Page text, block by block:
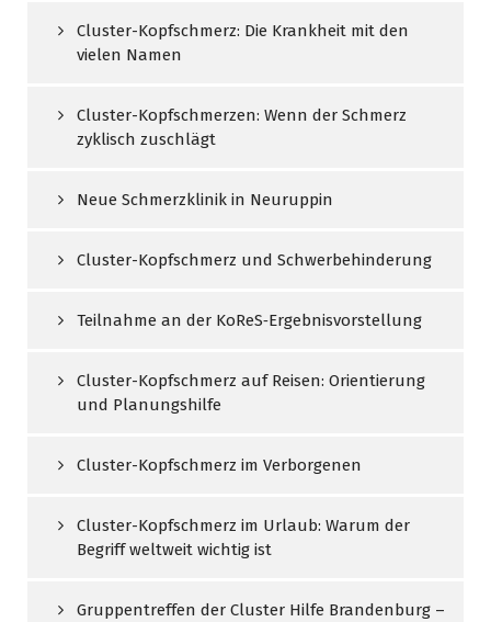
Cluster-Kopfschmerz: Die Krankheit mit den
vielen Namen
Cluster-Kopfschmerzen: Wenn der Schmerz
zyklisch zuschlägt
Neue Schmerzklinik in Neuruppin
Cluster-Kopfschmerz und Schwerbehinderung
Teilnahme an der KoReS‑Ergebnisvorstellung
Cluster-Kopfschmerz auf Reisen: Orientierung
und Planungshilfe
Cluster-Kopfschmerz im Verborgenen
Cluster-Kopfschmerz im Urlaub: Warum der
Begriff weltweit wichtig ist
Gruppentreffen der Cluster Hilfe Brandenburg –